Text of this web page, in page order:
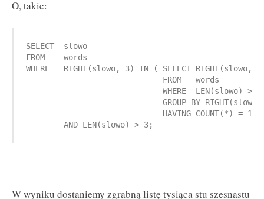
O, takie:
SELECT  slowo
FROM    words
WHERE   RIGHT(slowo, 3) IN ( SELECT RIGHT(slowo,
                             FROM   words
                             WHERE  LEN(slowo) > 3
GROUP BY RIGHT(slowo,
                             HAVING COUNT(*) = 1 )
W wyniku dostaniemy zgrabną listę tysiąca stu szesnastu